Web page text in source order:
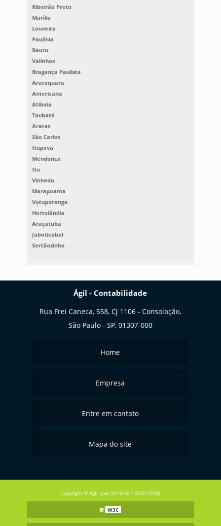
Ribeirão Preto
Marília
Louveira
Paulínia
Bauru
Valinhos
Bragança Paulista
Araraquara
Americana
Atibaia
Taubaté
Araras
São Carlos
Itupeva
Mendonça
Itu
Vinhedo
Marapoama
Votuporanga
Hortolândia
Araçatuba
Jaboticabal
Sertãozinho
Ágil - Contabilidade
Rua Frei Caneca, 558, Cj 1106 - Consolação,
São Paulo - SP, 01307-000
Home
Empresa
Entre em contato
Mapa do site
Copyright © Ágil. (Lei 9610 de 19/02/1998)
W3C